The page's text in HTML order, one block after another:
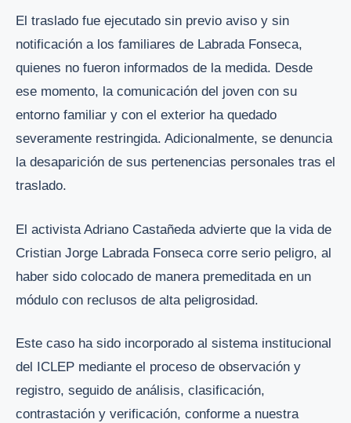
El traslado fue ejecutado sin previo aviso y sin
notificación a los familiares de Labrada Fonseca,
quienes no fueron informados de la medida. Desde
ese momento, la comunicación del joven con su
entorno familiar y con el exterior ha quedado
severamente restringida. Adicionalmente, se denuncia
la desaparición de sus pertenencias personales tras el
traslado.
El activista Adriano Castañeda advierte que la vida de
Cristian Jorge Labrada Fonseca corre serio peligro, al
haber sido colocado de manera premeditada en un
módulo con reclusos de alta peligrosidad.
Este caso ha sido incorporado al sistema institucional
del ICLEP mediante el proceso de observación y
registro, seguido de análisis, clasificación,
contrastación y verificación, conforme a nuestra